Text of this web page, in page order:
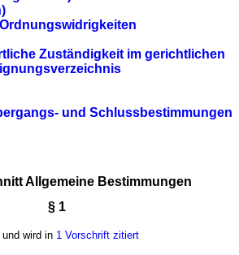
Zuständigkeit im gerichtlichen
und Schlussbestimmungen
Allgemeine Bestimmungen
§ 1
und wird in 1 Vorschrift zitiert